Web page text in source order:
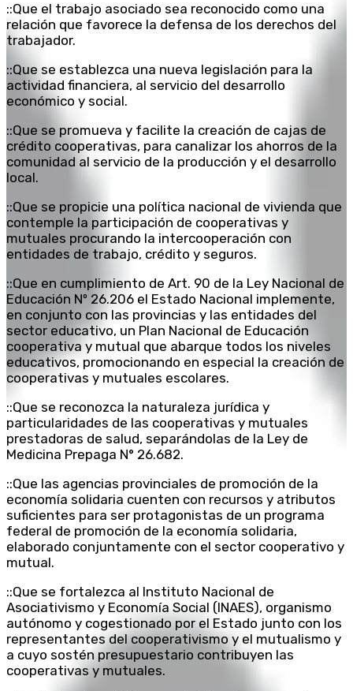
::Que el trabajo asociado sea reconocido como una
relación que favorece la defensa de los derechos del
trabajador.
::Que se establezca una nueva legislación para la
actividad financiera, al servicio del desarrollo
económico y social.
::Que se promueva y facilite la creación de cajas de
crédito cooperativas, para canalizar los ahorros de la
comunidad al servicio de la producción y el desarrollo
local.
::Que se propicie una política nacional de vivienda que
contemple la participación de cooperativas y
mutuales procurando la intercooperación con
entidades de trabajo, crédito y seguros.
::Que en cumplimiento de Art. 90 de la Ley Nacional de
Educación Nº 26.206 el Estado Nacional implemente,
en conjunto con las provincias y las entidades del
sector educativo, un Plan Nacional de Educación
cooperativa y mutual que abarque todos los niveles
educativos, promocionando en especial la creación de
cooperativas y mutuales escolares.
::Que se reconozca la naturaleza jurídica y
particularidades de las cooperativas y mutuales
prestadoras de salud, separándolas de la Ley de
Medicina Prepaga N° 26.682.
::Que las agencias provinciales de promoción de la
economía solidaria cuenten con recursos y atributos
suficientes para ser protagonistas de un programa
federal de promoción de la economía solidaria,
elaborado conjuntamente con el sector cooperativo y
mutual.
::Que se fortalezca al Instituto Nacional de
Asociativismo y Economía Social (INAES), organismo
autónomo y cogestionado por el Estado junto con los
representantes del cooperativismo y el mutualismo y
a cuyo sostén presupuestario contribuyen las
cooperativas y mutuales.